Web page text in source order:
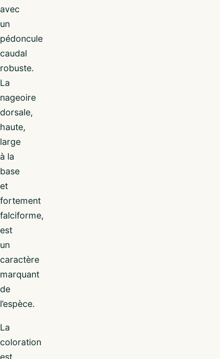
avec
un
pédoncule
caudal
robuste.
La
nageoire
dorsale,
haute,
large
à la
base
et
fortement
falciforme,
est
un
caractère
marquant
de
l’espèce.
La
coloration